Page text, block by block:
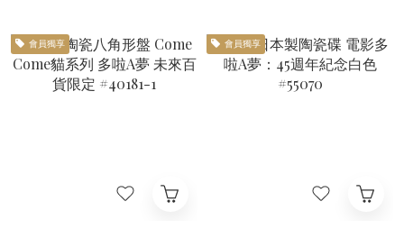
會員獨享 會員獨享